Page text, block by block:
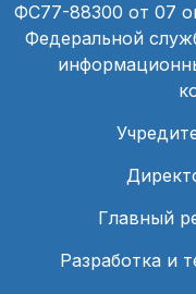
ФС77-88300 от 07
Федеральной
Главный
Разработка и